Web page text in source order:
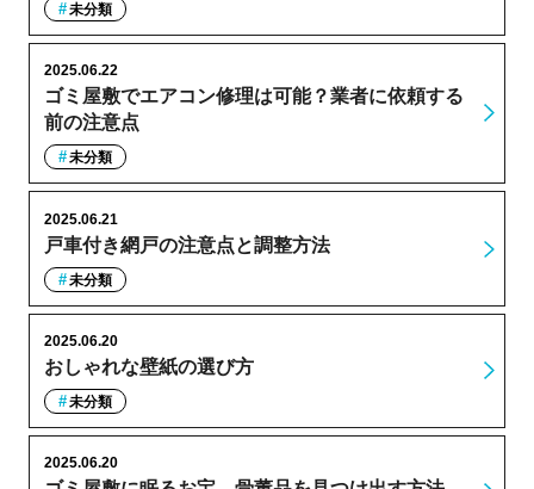
未分類
ゴミ屋敷でエアコン修理は可能？業者に依頼する
前の注意点
2025.06.22
未分類
戸車付き網戸の注意点と調整方法
2025.06.21
未分類
おしゃれな壁紙の選び方
2025.06.20
未分類
2025.06.20